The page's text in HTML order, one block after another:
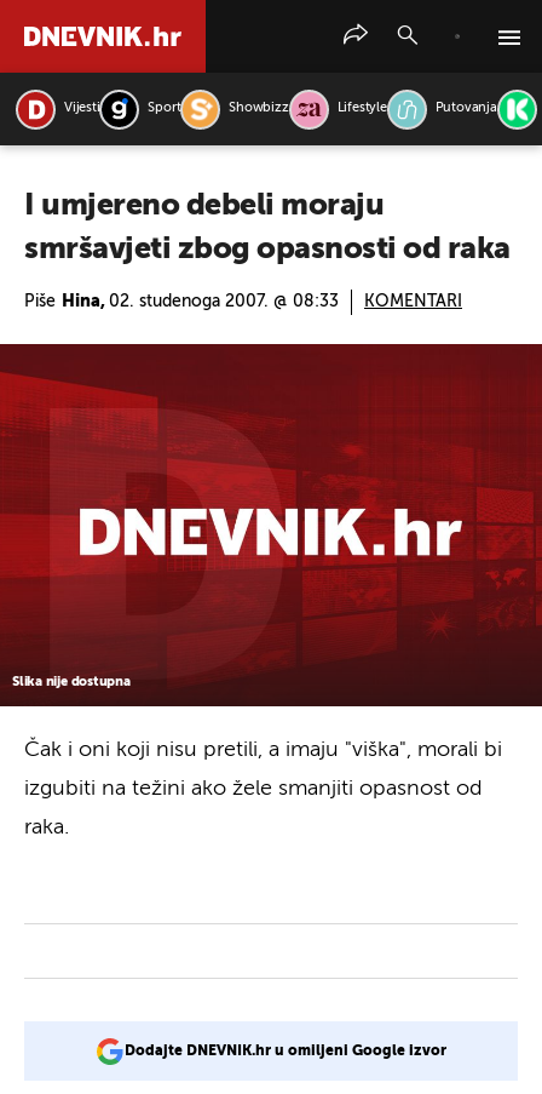
Vijesti Sport Showbizz Lifestyle Putovanja
I umjereno debeli moraju
smršavjeti zbog opasnosti od raka
Piše Hina, 02. studenoga 2007. @ 08:33 KOMENTARI
Slika nije dostupna
Čak i oni koji nisu pretili, a imaju "viška", morali bi
izgubiti na težini ako žele smanjiti opasnost od
raka.
Dodajte DNEVNIK.hr u omiljeni Google izvor
PRETRAŽITE VIJESTI